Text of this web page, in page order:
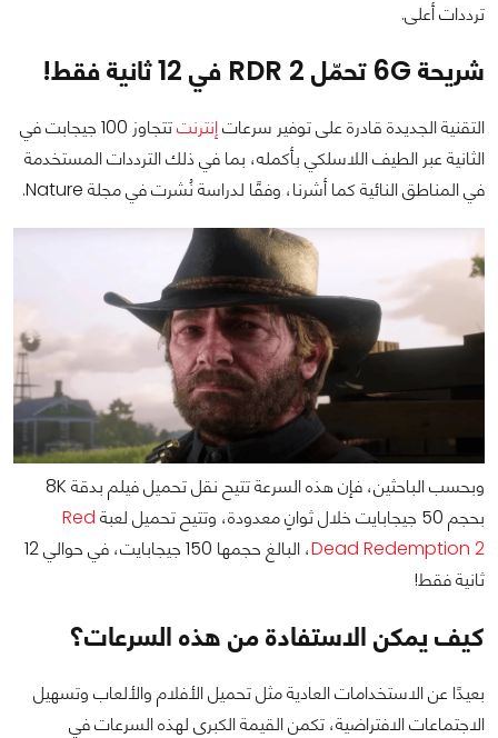
ترددات أعلى.
شريحة 6G تحمّل RDR 2 في 12 ثانية فقط!
التقنية الجديدة قادرة على توفير سرعاتإنترنت
تتجاوز 100 جيجابت في
الثانية عبر الطيف اللاسلكي بأكمله، بما في ذلك الترددات المستخدمة
في المناطق النائية كما أشرنا، وفقًا لدراسة نُشرت في مجلة Nature.
وبحسب الباحثين، فإن هذه السرعة تتيح نقل تحميل فيلم بدقة 8K
بحجم 50 جيجابايت خلال ثوانٍ معدودة، وتتيح تحميل لعبة
Red
Dead Redemption 2
، البالغ حجمها 150 جيجابايت، في حوالي 12
ثانية فقط!
كيف يمكن الاستفادة من هذه السرعات؟
بعيدًا عن الاستخدامات العادية مثل تحميل الأفلام والألعاب وتسهيل
الاجتماعات الافتراضية، تكمن القيمة الكبرى لهذه السرعات في